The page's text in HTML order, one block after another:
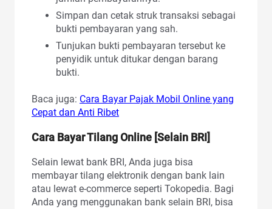
Simpan dan cetak struk transaksi sebagai
bukti pembayaran yang sah.
Tunjukan bukti pembayaran tersebut ke
penyidik untuk ditukar dengan barang
bukti.
Baca juga: Cara Bayar Pajak Mobil Online yang
Cepat dan Anti Ribet
Cara Bayar Tilang Online [Selain BRI]
Selain lewat bank BRI, Anda juga bisa
membayar tilang elektronik dengan bank lain
atau lewat e-commerce seperti Tokopedia. Bagi
Anda yang menggunakan bank selain BRI, bisa